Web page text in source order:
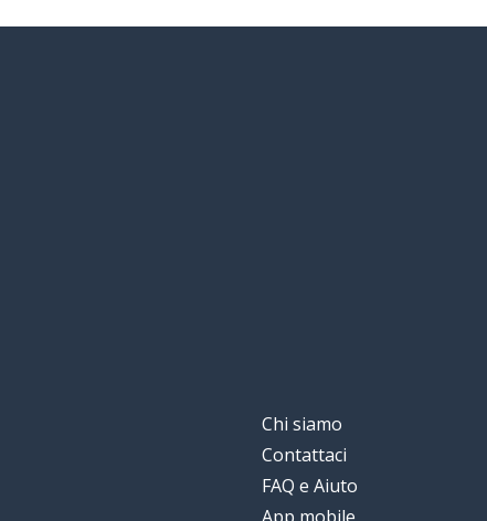
Chi siamo
Contattaci
FAQ e Aiuto